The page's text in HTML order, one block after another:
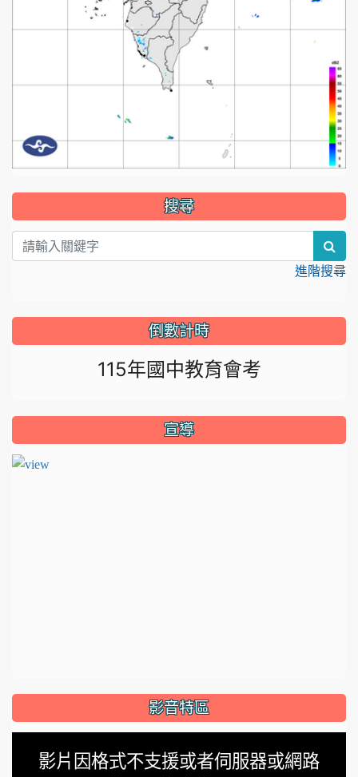
::: 搜尋
進階搜尋
倒數計時
115年國中教育會考
宣導
影音特區
影片因格式不支援或者伺服器或網路